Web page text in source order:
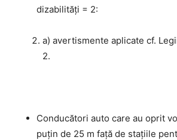
dizabilităţi = 2:
a) avertismente aplicate cf.
2.
Conducători auto care au oprit
puţin de 25 m faţă de staţiile